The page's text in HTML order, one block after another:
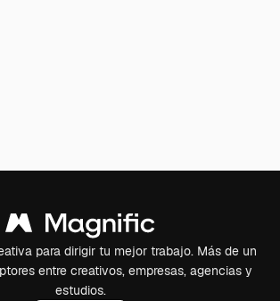
para dirigir tu mejor trabajo. Más de un
entre creativos, empresas, agencias y
estudios.